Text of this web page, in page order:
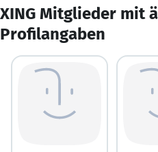
XING Mitglieder mit
Profilangaben